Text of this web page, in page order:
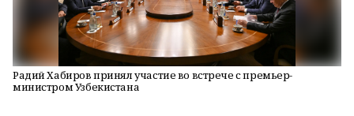
Радий Хабиров принял участие во встрече с премьер-
министром Узбекистана